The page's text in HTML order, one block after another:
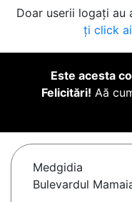
Doar userii logați au
ți click
Este acesta
Felicitări! Aă
Medgidia
Bulevardul